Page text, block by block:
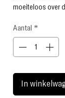
moeiteloos over
de oogleden en
Voor perfecte,
Bevat peptiden
van veroudering.
Dierproefvrij
Aantal *
In